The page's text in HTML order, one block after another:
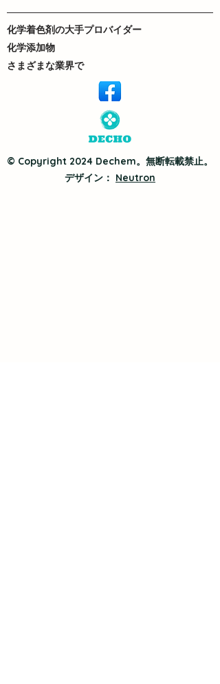
化学着色剤の大手プロバイダー
化学添加物
さまざまな業界で
© Copyright 2024 Dechem。無断転載禁止。
デザイン： Neutron